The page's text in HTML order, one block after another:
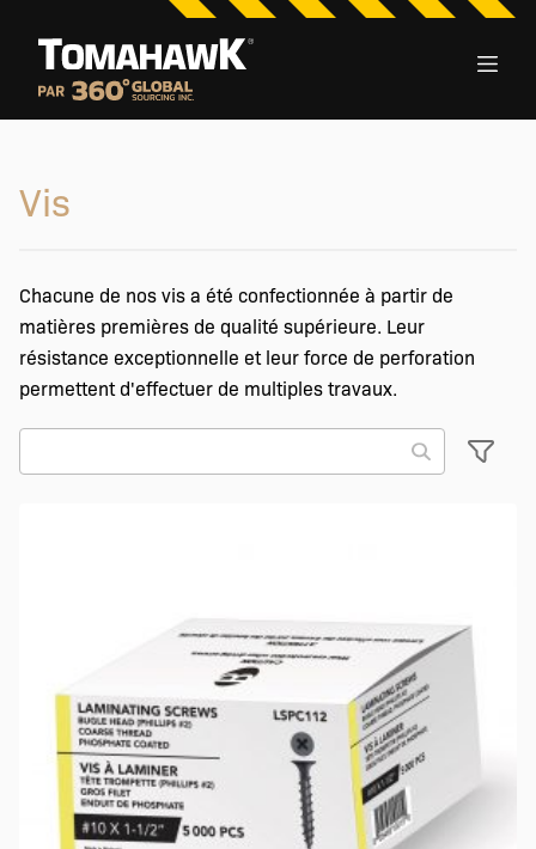
Vis
Chacune de nos vis a été confectionnée à partir de
matières premières de qualité supérieure. Leur
résistance exceptionnelle et leur force de perforation
permettent d'effectuer de multiples travaux.